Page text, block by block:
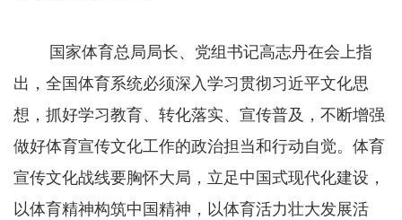
国家体育总局局长、党组书记高志丹在会上指
出，全国体育系统必须深入学习贯彻习近平文化思
想，抓好学习教育、转化落实、宣传普及，不断增强
做好体育宣传文化工作的政治担当和行动自觉。体育
宣传文化战线要胸怀大局，立足中国式现代化建设，
以体育精神构筑中国精神，以体育活力壮大发展活